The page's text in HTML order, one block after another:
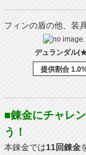
フィンの盾の他、装
デュランダル
提供割合
■錬金にチャレ
う！
本錬金では11回錬金